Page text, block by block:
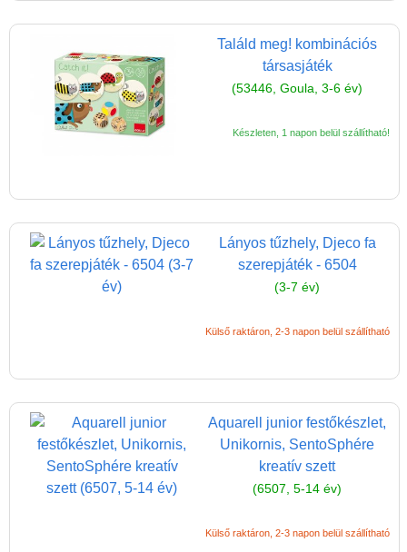
Találd meg! kombinációs
társasjáték
(53446, Goula, 3-6 év)
Készleten, 1 napon belül szállítható!
Lányos tűzhely, Djeco fa
szerepjáték - 6504
(3-7 év)
Külső raktáron, 2-3 napon belül szállítható
Aquarell junior festőkészlet,
Unikornis, SentoSphére
kreatív szett
(6507, 5-14 év)
Külső raktáron, 2-3 napon belül szállítható
Strandjátékok
Szerelés, barkácsolás, kerti
Szerepjáték
Társasjáték
Tudományos játék
Úti játékok, Utazó játékok